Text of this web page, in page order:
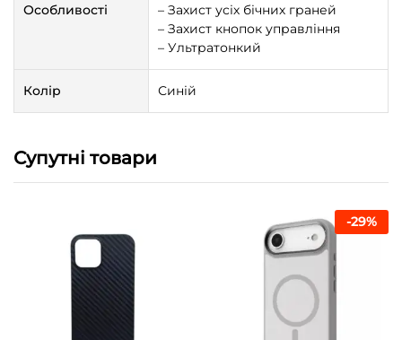
Особливості
– Захист усіх бічних граней
– Захист кнопок управління
– Ультратонкий
Колір Синій
Супутні товари
-29%